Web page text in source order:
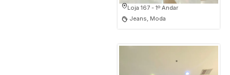
Loja 167 - 1º Andar
Jeans, Moda